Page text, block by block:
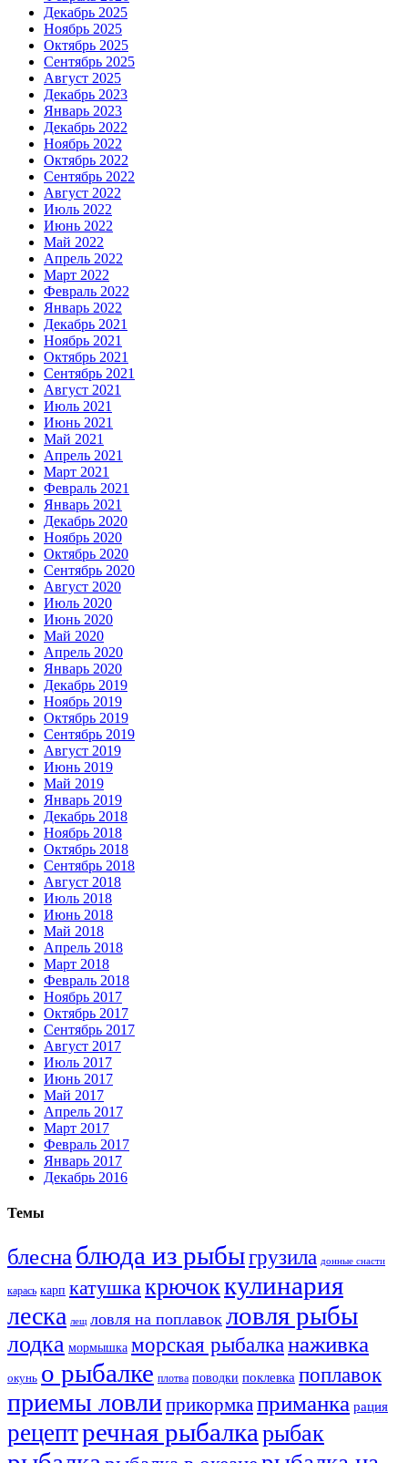
Декабрь 2025
Ноябрь 2025
Октябрь 2025
Сентябрь 2025
Август 2025
Декабрь 2023
Январь 2023
Декабрь 2022
Ноябрь 2022
Октябрь 2022
Сентябрь 2022
Август 2022
Июль 2022
Июнь 2022
Май 2022
Апрель 2022
Март 2022
Февраль 2022
Январь 2022
Декабрь 2021
Ноябрь 2021
Октябрь 2021
Сентябрь 2021
Август 2021
Июль 2021
Июнь 2021
Май 2021
Апрель 2021
Март 2021
Февраль 2021
Январь 2021
Декабрь 2020
Ноябрь 2020
Октябрь 2020
Сентябрь 2020
Август 2020
Июль 2020
Июнь 2020
Май 2020
Апрель 2020
Январь 2020
Декабрь 2019
Ноябрь 2019
Октябрь 2019
Сентябрь 2019
Август 2019
Июнь 2019
Май 2019
Январь 2019
Декабрь 2018
Ноябрь 2018
Октябрь 2018
Сентябрь 2018
Август 2018
Июль 2018
Июнь 2018
Май 2018
Апрель 2018
Март 2018
Февраль 2018
Ноябрь 2017
Октябрь 2017
Сентябрь 2017
Август 2017
Июль 2017
Июнь 2017
Май 2017
Апрель 2017
Март 2017
Февраль 2017
Январь 2017
Декабрь 2016
Темы
блеснаблюда из рыбыгрузила донные снасти
карась карп катушкакрючоккулинария
леска лещ ловля на поплавок ловля рыбы
лодка мормышка морская рыбалканаживка
окунь о рыбалке плотва поводки поклевка поплавок
приемы ловлиприкормкаприманка рация
рецептречная рыбалкарыбак